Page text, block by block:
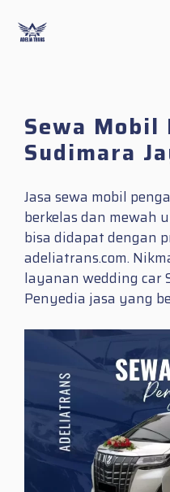
content
Sewa Mobil
Sudimara
Jasa sewa mobil
berkelas dan mewah
bisa didapat dengan
adeliatrans.com.
layanan wedding car
Penyedia jasa yang